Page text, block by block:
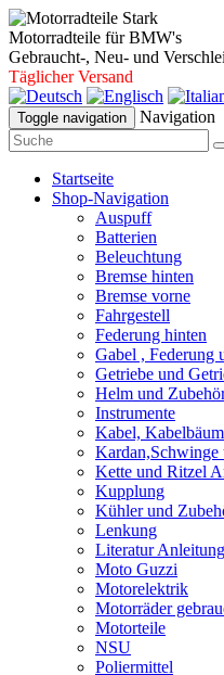
Motorradteile für BMW's
Gebraucht-, Neu- und
Täglicher Versand
Toggle navigation Navigation
Startseite
Shop-Navigation
Auspuff
Batterien
Beleuchtung
Bremse hinten
Bremse vorne
Fahrgestell
Federung hinten
Gabel , Federung
Getriebe und
Helm und
Instrumente
Kabel,
Kette und Ritzel
Kupplung
Kühler und
Lenkung
Literatur
Moto Guzzi
Motorelektrik
Motorräder
Motorteile
NSU
Poliermittel